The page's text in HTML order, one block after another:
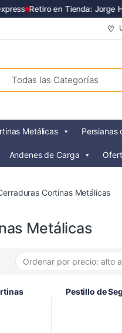
Retiro en Tienda: Jorge
Metálicas Persianas
Andenes de Carga
Cortinas Metálicas
Metálicas
Pestillo de